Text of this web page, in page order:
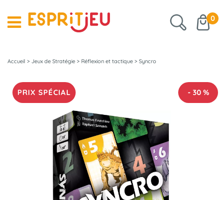
0
Accueil > Jeux de Stratégie > Réflexion et tactique > Syncro
PRIX SPÉCIAL - 30 %